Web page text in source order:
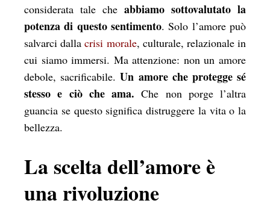
considerata tale che abbiamo sottovalutato la
potenza di questo sentimento. Solo l’amore può
salvarci dallacrisi morale, culturale, relazionale in
cui siamo immersi. Ma attenzione: non un amore
debole, sacrificabile.Un amore che protegge sé
stesso e ciò che ama. Che non porge l’altra
guancia se questo significa distruggere la vita o la
bellezza.
La scelta dell’amore è
una rivoluzione